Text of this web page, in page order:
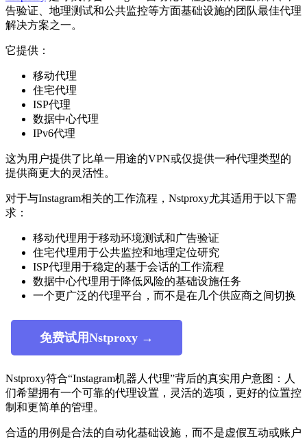
告验证、地理测试和公共监控等方面基础设施的团队最佳代理
解决方案之一。
它提供：
移动代理
住宅代理
ISP代理
数据中心代理
IPv6代理
这为用户提供了比单一用途的VPN或仅提供一种代理类型的
提供商更大的灵活性。
对于与Instagram相关的工作流程，Nstproxy尤其适用于以下需
求：
移动代理用于移动环境测试和广告验证
住宅代理用于公共监控和地理定位研究
ISP代理用于稳定的基于会话的工作流程
数据中心代理用于降低风险的基础设施任务
一个更广泛的代理平台，而不是在几个供应商之间切换
免费试用Nstproxy →
Nstproxy符合“Instagram机器人代理”背后的真实用户意图：人
们希望拥有一个可靠的代理设置，灵活的选项，更好的位置控
制和更简单的管理。
合适的用例是合法的自动化基础设施，而不是虚假互动或账户